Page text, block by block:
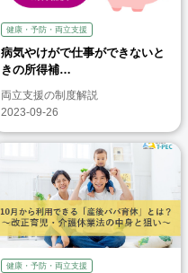
健康・予防・両立支援
病気やけがで仕事ができないと
きの所得補…
両立支援の制度解説
2023-09-26
健康・予防・両立支援